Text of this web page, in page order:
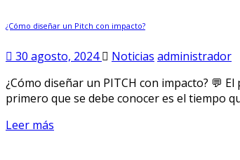
¿Cómo diseñar un Pitch con impacto?
30 agosto, 2024 Noticias administrador
¿Cómo diseñar un PITCH con impacto? 💬
primero que se debe conocer es el tiempo
Leer más